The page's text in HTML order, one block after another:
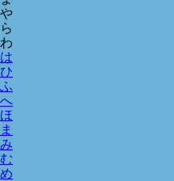
や
ら
わ
は
ひ
ふ
へ
ほ
ま
み
む
め